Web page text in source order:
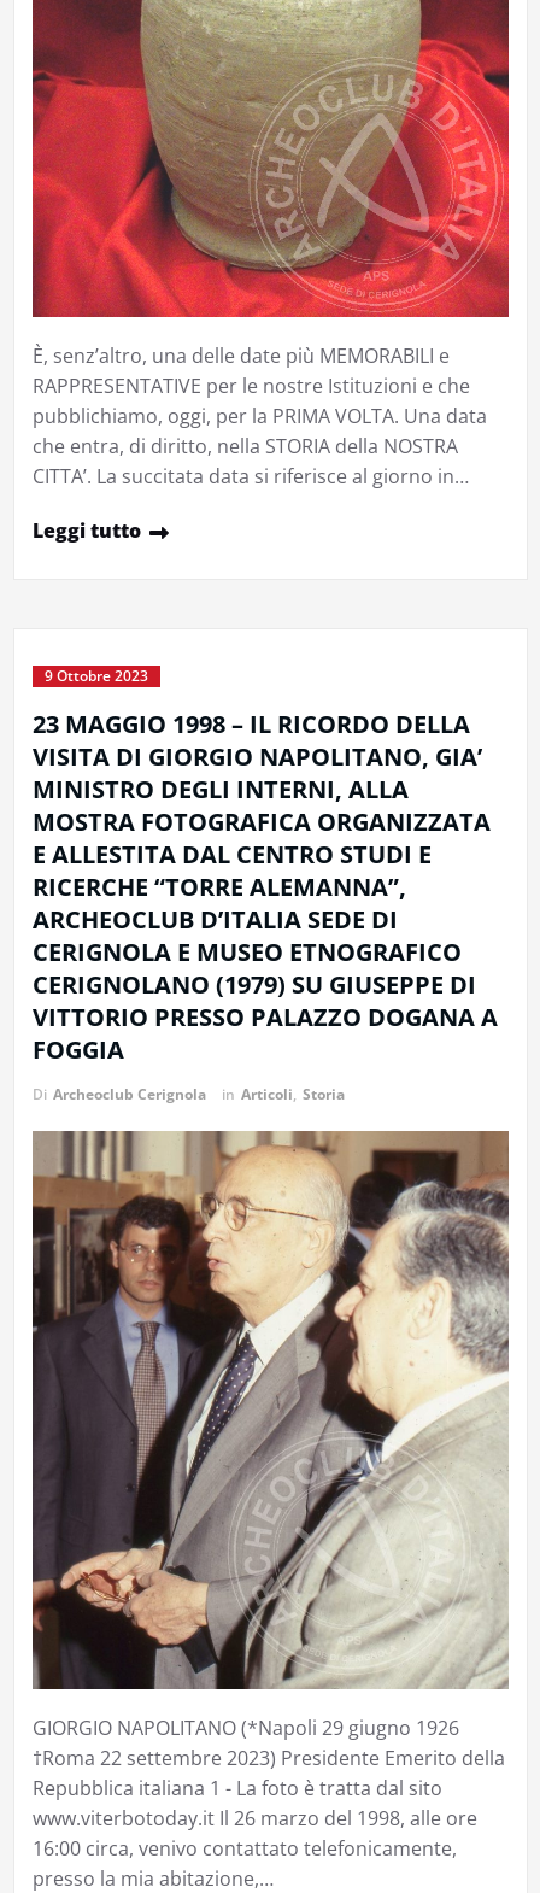
È, senz’altro, una delle date più MEMORABILI e
RAPPRESENTATIVE per le nostre Istituzioni e che
pubblichiamo, oggi, per la PRIMA VOLTA. Una data
che entra, di diritto, nella STORIA della NOSTRA
CITTA’. La succitata data si riferisce al giorno in…
Leggi tutto
9 Ottobre 2023
23 MAGGIO 1998 – IL RICORDO DELLA
VISITA DI GIORGIO NAPOLITANO, GIA’
MINISTRO DEGLI INTERNI, ALLA
MOSTRA FOTOGRAFICA ORGANIZZATA
E ALLESTITA DAL CENTRO STUDI E
RICERCHE “TORRE ALEMANNA”,
ARCHEOCLUB D’ITALIA SEDE DI
CERIGNOLA E MUSEO ETNOGRAFICO
CERIGNOLANO (1979) SU GIUSEPPE DI
VITTORIO PRESSO PALAZZO DOGANA A
FOGGIA
Di Archeoclub Cerignola in Articoli, Storia
GIORGIO NAPOLITANO (*Napoli 29 giugno 1926
†Roma 22 settembre 2023) Presidente Emerito della
Repubblica italiana 1 - La foto è tratta dal sito
www.viterbotoday.it Il 26 marzo del 1998, alle ore
16:00 circa, venivo contattato telefonicamente,
presso la mia abitazione,…